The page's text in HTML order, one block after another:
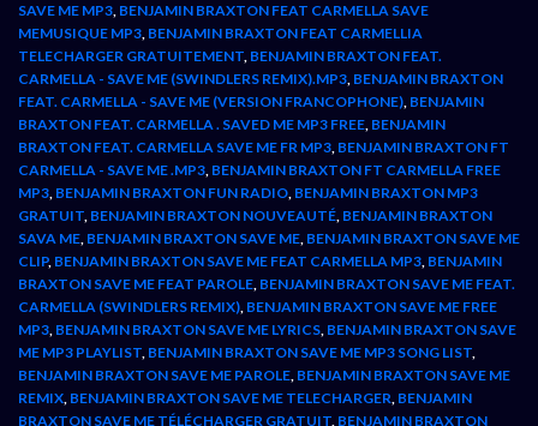
SAVE ME MP3, BENJAMIN BRAXTON FEAT CARMELLA SAVE
MEMUSIQUE MP3, BENJAMIN BRAXTON FEAT CARMELLIA
TELECHARGER GRATUITEMENT, BENJAMIN BRAXTON FEAT.
CARMELLA - SAVE ME (SWINDLERS REMIX).MP3, BENJAMIN BRAXTON
FEAT. CARMELLA - SAVE ME (VERSION FRANCOPHONE), BENJAMIN
BRAXTON FEAT. CARMELLA . SAVED ME MP3 FREE, BENJAMIN
BRAXTON FEAT. CARMELLA SAVE ME FR MP3, BENJAMIN BRAXTON FT
CARMELLA - SAVE ME .MP3, BENJAMIN BRAXTON FT CARMELLA FREE
MP3, BENJAMIN BRAXTON FUN RADIO, BENJAMIN BRAXTON MP3
GRATUIT, BENJAMIN BRAXTON NOUVEAUTÉ, BENJAMIN BRAXTON
SAVA ME, BENJAMIN BRAXTON SAVE ME, BENJAMIN BRAXTON SAVE ME
CLIP, BENJAMIN BRAXTON SAVE ME FEAT CARMELLA MP3, BENJAMIN
BRAXTON SAVE ME FEAT PAROLE, BENJAMIN BRAXTON SAVE ME FEAT.
CARMELLA (SWINDLERS REMIX), BENJAMIN BRAXTON SAVE ME FREE
MP3, BENJAMIN BRAXTON SAVE ME LYRICS, BENJAMIN BRAXTON SAVE
ME MP3 PLAYLIST, BENJAMIN BRAXTON SAVE ME MP3 SONG LIST,
BENJAMIN BRAXTON SAVE ME PAROLE, BENJAMIN BRAXTON SAVE ME
REMIX, BENJAMIN BRAXTON SAVE ME TELECHARGER, BENJAMIN
BRAXTON SAVE ME TÉLÉCHARGER GRATUIT, BENJAMIN BRAXTON